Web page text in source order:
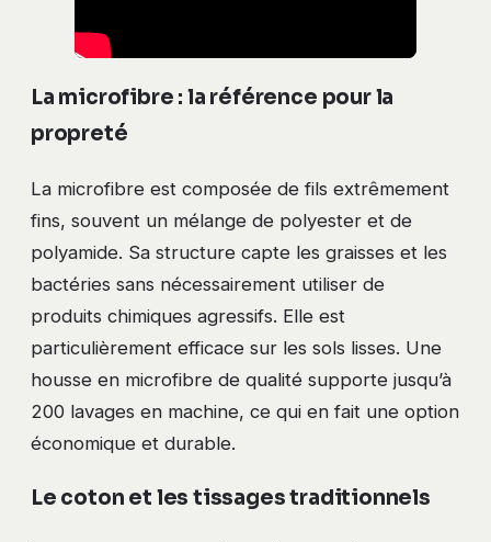
La microfibre : la référence pour la
propreté
La microfibre est composée de fils extrêmement
fins, souvent un mélange de polyester et de
polyamide. Sa structure capte les graisses et les
bactéries sans nécessairement utiliser de
produits chimiques agressifs. Elle est
particulièrement efficace sur les sols lisses. Une
housse en microfibre de qualité supporte jusqu’à
200 lavages en machine, ce qui en fait une option
économique et durable.
Le coton et les tissages traditionnels